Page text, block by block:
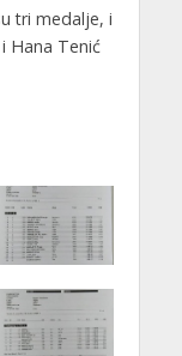
tri medalje, i
Hana Tenić